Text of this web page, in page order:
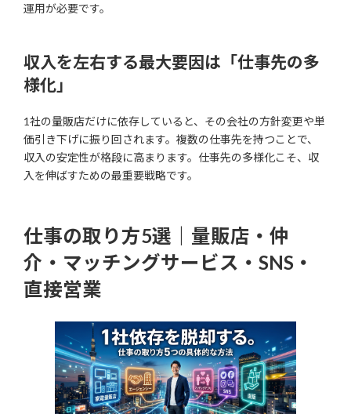
運用が必要です。
収入を左右する最大要因は「仕事先の多
様化」
1社の量販店だけに依存していると、その会社の方針変更や単
価引き下げに振り回されます。複数の仕事先を持つことで、
収入の安定性が格段に高まります。仕事先の多様化こそ、収
入を伸ばすための最重要戦略です。
仕事の取り方5選｜量販店・仲
介・マッチングサービス・SNS・
直接営業